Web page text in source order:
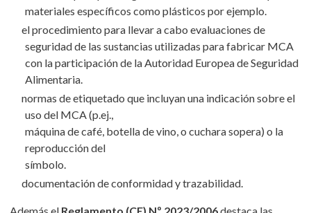
materiales específicos como plásticos por ejemplo.
el procedimiento para llevar a cabo evaluaciones de
seguridad de las sustancias utilizadas para fabricar MCA
con la participación de la Autoridad Europea de Seguridad
Alimentaria.
normas de etiquetado que incluyan una indicación sobre el
uso del MCA (p.ej.,
máquina de café, botella de vino, o cuchara sopera) o la
reproducción del
símbolo.
documentación de conformidad y trazabilidad.